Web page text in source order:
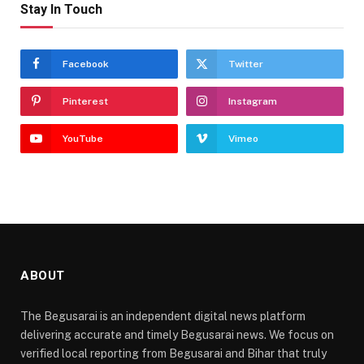
Stay In Touch
Facebook Twitter
Pinterest Instagram
YouTube Vimeo
ABOUT
The Begusarai is an independent digital news platform
delivering accurate and timely Begusarai news. We focus on
verified local reporting from Begusarai and Bihar that truly